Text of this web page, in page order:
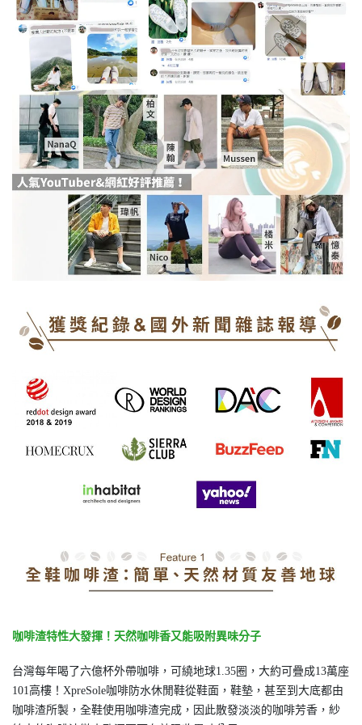
咖啡渣特性大發揮！天然咖啡香又能吸附異味分子
台灣每年喝了六億杯外帶咖啡，可繞地球1.35圈，大約可疊成13萬座
101高樓！XpreSole咖啡防水休閒鞋從鞋面，鞋墊，甚至到大底都由
咖啡渣所製，全鞋使用咖啡渣完成，因此散發淡淡的咖啡芳香，紗